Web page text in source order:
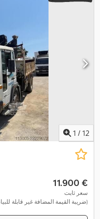
1 / 12
‏11.900 €
سعر ثابت
(ضريبة القيمة المضافة غير قابلة للبيان)